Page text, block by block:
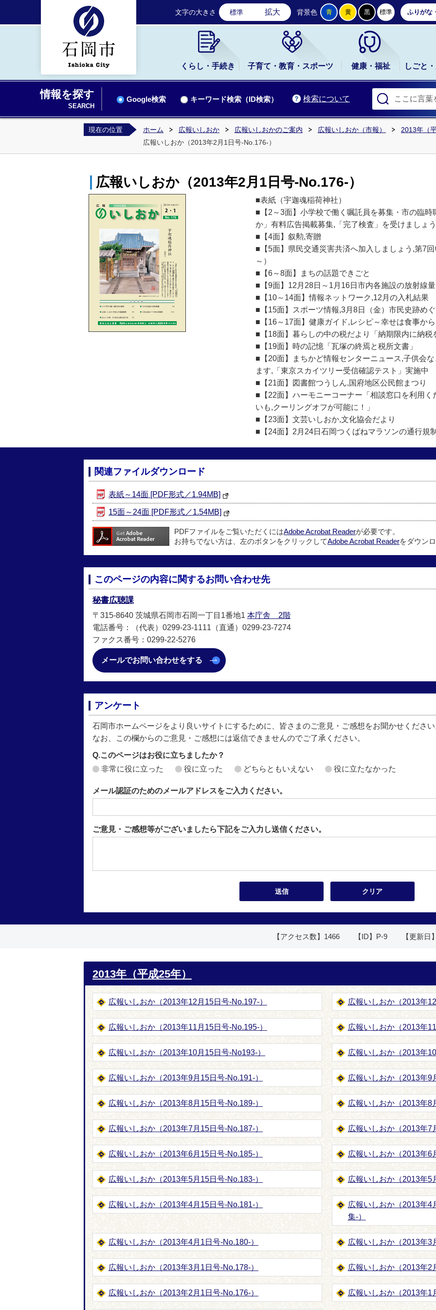
石岡市公式ホームページ
文字の大きさ 標準 拡大 背景色 青 黄 黒 標準 ふりがな
くらし・手続き 子育て・教育・スポーツ 健康・福祉 しごと
情報を探す
SEARCH
検索について
Google検索 キーワード検索（ID検索）
現在の位置 ホーム 広報いしおか 広報いしおかのご案内 広報いしおか（市報）
2013年（
広報いしおか（2013年2月1日号-No.176-）
広報いしおか（2013年2月1日号-No.176-）
■表紙（宇迦魂稲荷神社）
■【2～3面】小学校で働く嘱託員を募集・市の臨
か」有料広告掲載募集,「完了検査」を受けましょう
■【4面】叙勲,寄贈
■【5面】県民交通災害共済へ加入しましょう,第7
～）
■【6～8面】まちの話題できごと
■【9面】12月28日～1月16日市内各施設の放射線量
■【10～14面】情報ネットワーク,12月の入札結果
■【15面】スポーツ情報,3月8日（金）市民史跡め
■【16～17面】健康ガイド,レシピ～幸せは食事か
■【18面】暮らしの中の税だより「納期限内に納税
■【19面】時の記憶「瓦塚の終焉と税所文書」
■【20面】まちかど情報センターニュース,子供会
ます,「東京スカイツリー受信確認テスト」実施中
■【21面】図書館つうしん,国府地区公民館まつり
■【22面】ハーモニーコーナー「相談窓口を利用
いも,クーリングオフが可能に！」
■【23面】文芸いしおか,文化協会だより
■【24面】2月24日石岡つくばねマラソンの通行規
関連ファイルダウンロード
表紙～14面 [PDF形式／1.94MB]
15面～24面 [PDF形式／1.54MB]
PDFファイルをご覧いただくにはAdobe Acrobat Readerが必要です。
お持ちでない方は、左のボタンをクリックしてAdobe Acrobat Readerをダウン
このページの内容に関するお問い合わせ先
秘書広聴課
〒315-8640 茨城県石岡市石岡一丁目1番地1 本庁舎 2階
電話番号：（代表）0299-23-1111（直通）0299-23-7274
ファクス番号：0299-22-5276
メールでお問い合わせをする
アンケート
石岡市ホームページをより良いサイトにするために、皆さまのご意見・ご感想をお聞かせくださ
なお、この欄からのご意見・ご感想には返信できませんのでご了承ください。
Q.このページはお役に立ちましたか？
非常に役に立った
役に立った どちらともいえない 役に立たなかった
メール認証のためのメールアドレスをご入力ください。
ご意見・ご感想等がございましたら下記をご入力し送信ください。
【アクセス数】 1466 【ID】 P-9 【更新日
2013年（平成25年）
広報いしおか（2013年12月15日号-No.197-） 広報いしおか（2013年
広報いしおか（2013年11月15日号‐No.195‐） 広報いしおか（2013年
広報いしおか（2013年10月15日号‐No193-） 広報いしおか（2013年
広報いしおか（2013年9月15日号-No.191-） 広報いしおか（2013年9
広報いしおか（2013年8月15日号-No.189-） 広報いしおか（2013年8
広報いしおか（2013年7月15日号-No.187-） 広報いしおか（2013年7
広報いしおか（2013年6月15日号-No.185-） 広報いしおか（2013年6
広報いしおか（2013年5月15日号-No.183-） 広報いしおか（2013年5
広報いしおか（2013年4月15日号-No.181-）
広報いしおか（2013年4
集-）
広報いしおか（2013年4月1日号-No.180-） 広報いしおか（2013年3
広報いしおか（2013年3月1日号-No.178-） 広報いしおか（2013年2
広報いしおか（2013年2月1日号-No.176-） 広報いしおか（2013年1